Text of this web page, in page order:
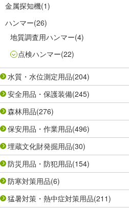
金属探知機(1)
ハンマー(26)
地質調査用ハンマー(4)
点検ハンマー(22)
水質・水位測定用品(204)
安全用品・保護装備(245)
森林用品(276)
保安用品・作業用品(496)
埋蔵文化財発掘用品(30)
防災用品・防犯用品(154)
防寒対策用品(6)
猛暑対策・熱中症対策用品(211)